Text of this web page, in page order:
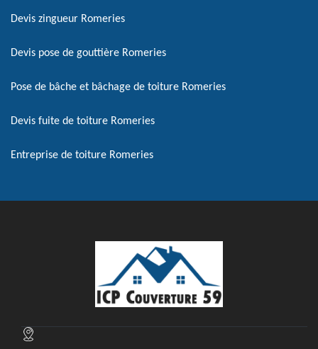
Devis zingueur Romeries
Devis pose de gouttière Romeries
Pose de bâche et bâchage de toiture Romeries
Devis fuite de toiture Romeries
Entreprise de toiture Romeries